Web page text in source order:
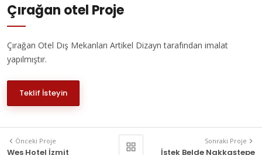
Çırağan otel Proje
Çırağan Otel Dış Mekanları Artikel Dizayn tarafından imalat
yapılmıştır.
Teklif İsteyin
Önceki Proje
Wes Hotel İzmit
Sonraki Proje
İstek Belde Nakkaştepe